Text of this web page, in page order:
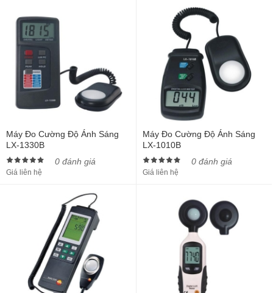
Máy Đo Cường Độ Ánh Sáng
LX-1330B
0 đánh giá
Giá liên hệ
Máy Đo Cường Độ Ánh Sáng
LX-1010B
0 đánh giá
Giá liên hệ